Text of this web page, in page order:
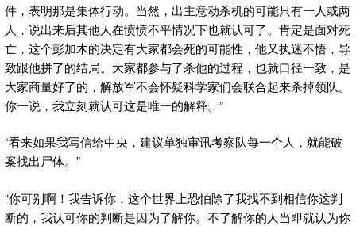
件，表明那是集体行动。当然，出主意动杀机的可能只有一人或两
人，说出来后其他人在愤愤不平情况下也就认可了。肯定是面对死
亡，这个彭加木的决定有大家都会死的可能性，他又执迷不悟，导
致跟他拼了的结局。大家都参与了杀他的过程，也就口径一致，是
大家商量好了的，解放军不会怀疑科学家们会联合起来杀掉领队。
你一说，我立刻就认可这是唯一的解释。”
“看来如果我写信给中央，建议单独审讯考察队每一个人，就能破
案找出尸体。”
“你可别啊！我告诉你，这个世界上恐怕除了我找不到相信你这判
断的，我认可你的判断是因为了解你。不了解你的人当即就认为你